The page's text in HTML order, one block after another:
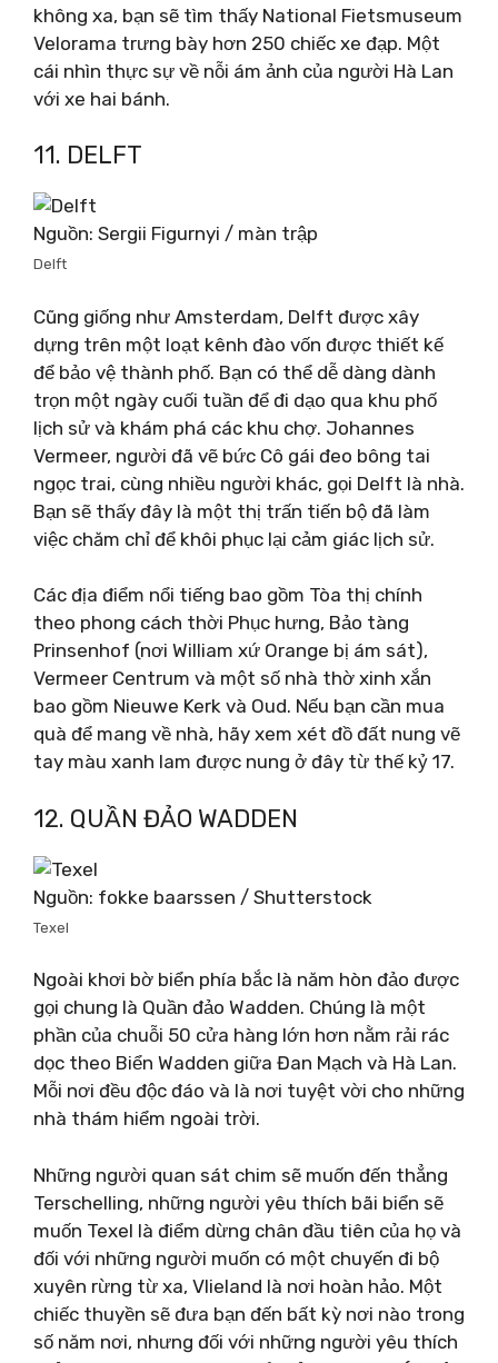
không xa, bạn sẽ tìm thấy National Fietsmuseum
Velorama trưng bày hơn 250 chiếc xe đạp. Một
cái nhìn thực sự về nỗi ám ảnh của người Hà Lan
với xe hai bánh.
11. DELFT
Nguồn: Sergii Figurnyi / màn trập
Delft
Cũng giống như Amsterdam, Delft được xây
dựng trên một loạt kênh đào vốn được thiết kế
để bảo vệ thành phố. Bạn có thể dễ dàng dành
trọn một ngày cuối tuần để đi dạo qua khu phố
lịch sử và khám phá các khu chợ. Johannes
Vermeer, người đã vẽ bức Cô gái đeo bông tai
ngọc trai, cùng nhiều người khác, gọi Delft là nhà.
Bạn sẽ thấy đây là một thị trấn tiến bộ đã làm
việc chăm chỉ để khôi phục lại cảm giác lịch sử.
Các địa điểm nổi tiếng bao gồm Tòa thị chính
theo phong cách thời Phục hưng, Bảo tàng
Prinsenhof (nơi William xứ Orange bị ám sát),
Vermeer Centrum và một số nhà thờ xinh xắn
bao gồm Nieuwe Kerk và Oud. Nếu bạn cần mua
quà để mang về nhà, hãy xem xét đồ đất nung vẽ
tay màu xanh lam được nung ở đây từ thế kỷ 17.
12. QUẦN ĐẢO WADDEN
Nguồn: fokke baarssen / Shutterstock
Texel
Ngoài khơi bờ biển phía bắc là năm hòn đảo được
gọi chung là Quần đảo Wadden. Chúng là một
phần của chuỗi 50 cửa hàng lớn hơn nằm rải rác
dọc theo Biển Wadden giữa Đan Mạch và Hà Lan.
Mỗi nơi đều độc đáo và là nơi tuyệt vời cho những
nhà thám hiểm ngoài trời.
Những người quan sát chim sẽ muốn đến thẳng
Terschelling, những người yêu thích bãi biển sẽ
muốn Texel là điểm dừng chân đầu tiên của họ và
đối với những người muốn có một chuyến đi bộ
xuyên rừng từ xa, Vlieland là nơi hoàn hảo. Một
chiếc thuyền sẽ đưa bạn đến bất kỳ nơi nào trong
số năm nơi, nhưng đối với những người yêu thích